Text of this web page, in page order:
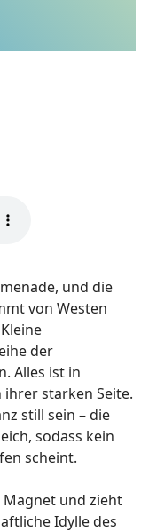
und die
von Westen
der
Alles ist in
starken Seite.
still sein – die
sodass kein
scheint.
Magnet und zieht
Idylle des